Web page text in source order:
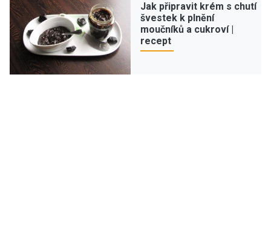
Jak připravit krém s chutí
švestek k plnění
moučníků a cukroví |
recept